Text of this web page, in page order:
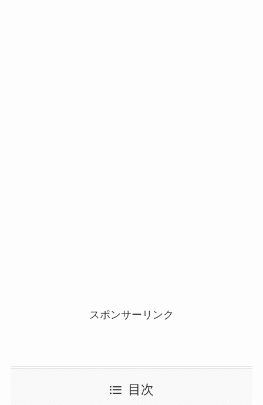
スポンサーリンク
目次